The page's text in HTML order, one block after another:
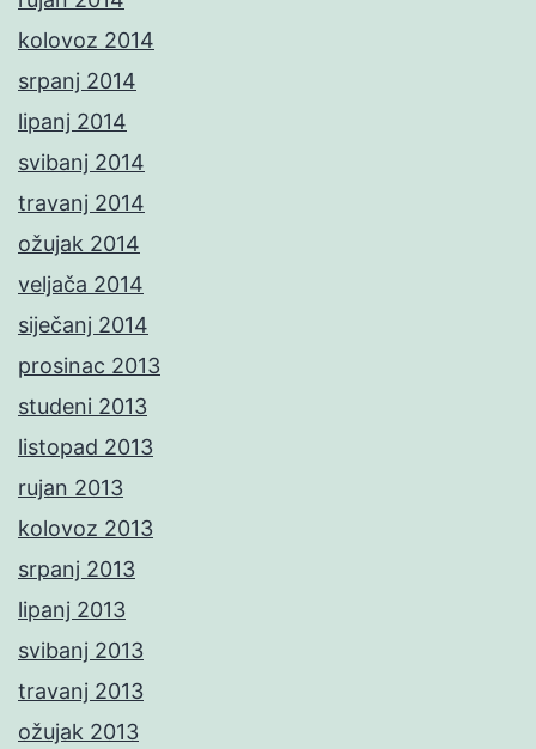
kolovoz 2014
srpanj 2014
lipanj 2014
svibanj 2014
travanj 2014
ožujak 2014
veljača 2014
siječanj 2014
prosinac 2013
studeni 2013
listopad 2013
rujan 2013
kolovoz 2013
srpanj 2013
lipanj 2013
svibanj 2013
travanj 2013
ožujak 2013